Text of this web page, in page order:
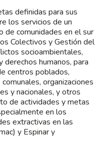
definidas para sus
los servicios de un
de comunidades en el sur
Colectivos y Gestión del
socioambientales,
derechos humanos, para
centros poblados,
organizaciones
y nacionales, y otros
de actividades y metas
en los
extractivas en las
y Espinar y